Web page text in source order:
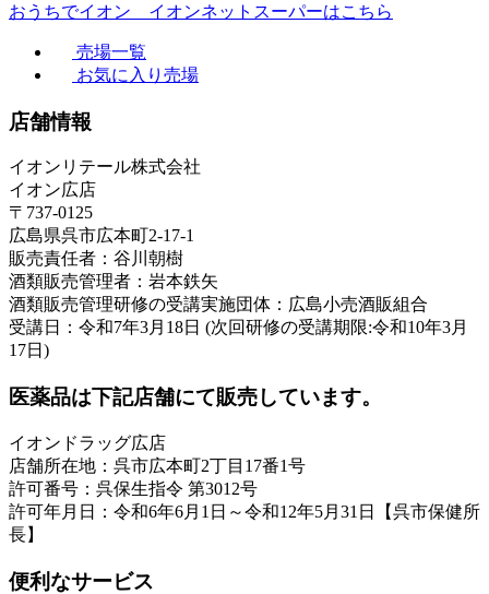
おうちでイオン イオンネットスーパーはこちら
売場一覧
お気に入り売場
店舗情報
イオンリテール株式会社
イオン広店
〒737-0125
広島県呉市広本町2-17-1
販売責任者：谷川朝樹
酒類販売管理者：岩本鉄矢
酒類販売管理研修の受講実施団体：広島小売酒販組合
受講日：令和7年3月18日 (次回研修の受講期限:令和10年3月
17日)
医薬品は下記店舗にて販売しています。
イオンドラッグ広店
店舗所在地：呉市広本町2丁目17番1号
許可番号：呉保生指令 第3012号
許可年月日：令和6年6月1日～令和12年5月31日【呉市保健所
長】
便利なサービス